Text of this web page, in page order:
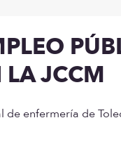
LA JCCM
de enfermería de